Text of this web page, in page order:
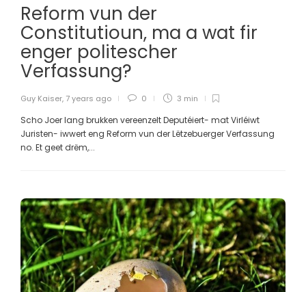
Reform vun der
Constitutioun, ma a wat fir
enger politescher
Verfassung?
Guy Kaiser, 7 years ago 0 3 min
Scho Joer lang brukken vereenzelt Deputéiert- mat Virléiwt
Juristen- iwwert eng Reform vun der Lëtzebuerger Verfassung
no. Et geet drëm,...